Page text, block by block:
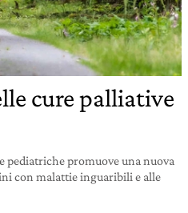
cure palliative
pediatriche promuove una nuova
con malattie inguaribili e alle